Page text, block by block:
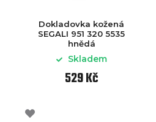
Dokladovka kožená
SEGALI 951 320 5535
hnědá
Skladem
529 Kč